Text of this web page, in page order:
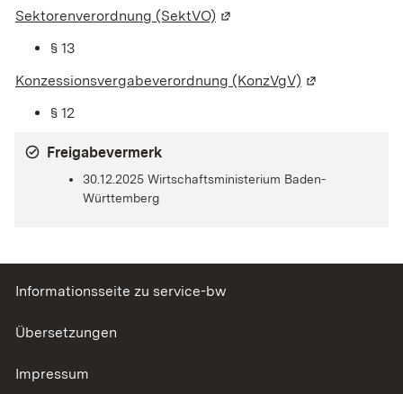
Sektorenverordnung (SektVO) (Wird in einem neuen
§ 13
Konzessionsvergabeverordnung (KonzVgV) (Wird in
§ 12
Freigabevermerk
30.12.2025 Wirtschaftsministerium Baden-
Württemberg
Informationsseite zu service-bw
Übersetzungen
Impressum